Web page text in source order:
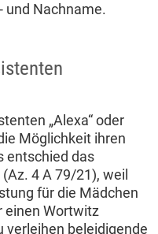
und Nachname.
„Alexa“ oder
Möglichkeit ihren
entschied das
4 A 79/21), weil
für die Mädchen
einen Wortwitz
verleihen beleidigende